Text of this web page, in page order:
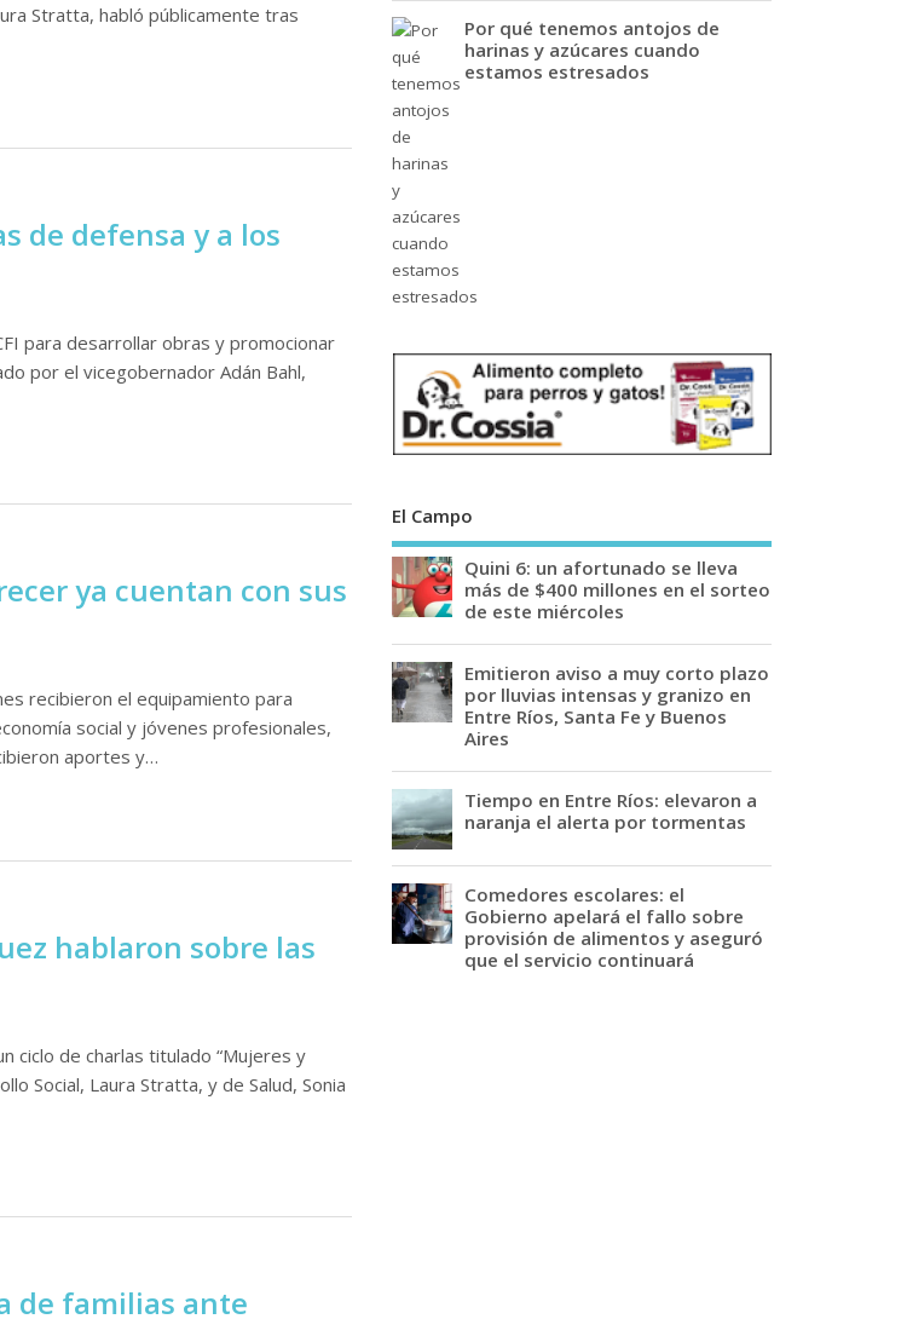
Stratta, habló públicamente tras
de defensa y a los
para desarrollar obras y promocionar
por el vicegobernador Adán Bahl,
ya cuentan con sus
recibieron el equipamiento para
social y jóvenes profesionales,
aportes y…
hablaron sobre las
ciclo de charlas titulado “Mujeres y
Social, Laura Stratta, y de Salud, Sonia
de familias ante
Por qué tenemos antojos de
harinas y azúcares cuando
estamos estresados
El Campo
Quini 6: un afortunado se lleva
más de $400 millones en el sorteo
de este miércoles
Emitieron aviso a muy corto plazo
por lluvias intensas y granizo en
Entre Ríos, Santa Fe y Buenos
Aires
Tiempo en Entre Ríos: elevaron a
naranja el alerta por tormentas
Comedores escolares: el
Gobierno apelará el fallo sobre
provisión de alimentos y aseguró
que el servicio continuará